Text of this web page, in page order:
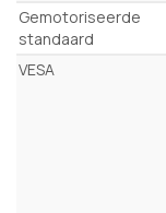
Gemotoriseerde
standaard
VESA